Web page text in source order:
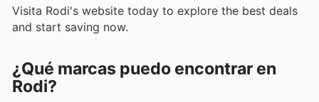
Visita Rodi's website today to explore the best deals
and start saving now.
¿Qué marcas puedo encontrar en
Rodi?